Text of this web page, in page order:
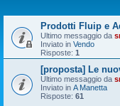
Prodotti Fluip e
Ultimo messaggio da
Inviato in Vendo
Risposte: 1
[proposta] Le
Ultimo messaggio da
Inviato in A Manetta
Risposte: 61